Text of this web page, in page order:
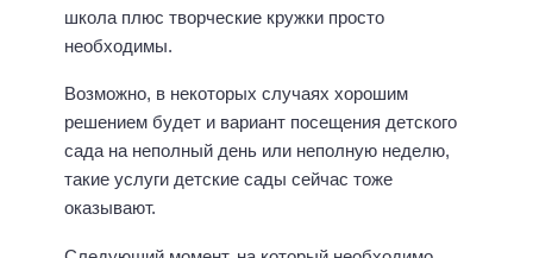
школа плюс творческие кружки просто
необходимы.
Возможно, в некоторых случаях хорошим
решением будет и вариант посещения детского
сада на неполный день или неполную неделю,
такие услуги детские сады сейчас тоже
оказывают.